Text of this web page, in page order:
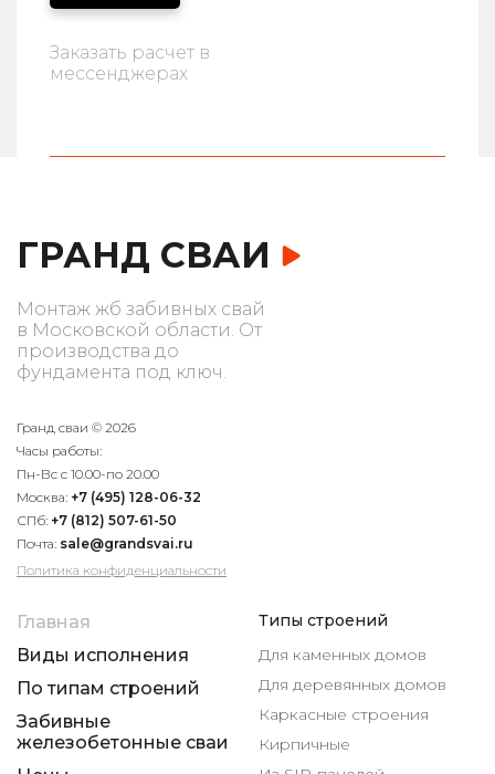
Заказать расчет в
мессенджерах
ГРАНД СВАИ
Монтаж жб забивных свай
в Московской области. От
производства до
фундамента под ключ.
Гранд сваи © 2026
Часы работы:
Пн-Вс с 10.00-по 20.00
Москва: +7 (495) 128-06-32
СПб: +7 (812) 507-61-50
Почта: sale@grandsvai.ru
Политика конфиденциальности
Главная
Виды исполнения
По типам строений
Забивные
железобетонные сваи
Типы строений
Для каменных домов
Для деревянных домов
Каркасные строения
Кирпичные